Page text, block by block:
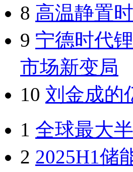
8 高温静置
9 宁德时代
市场新变局
10 刘金成的
1 全球最大
2 2025H1储